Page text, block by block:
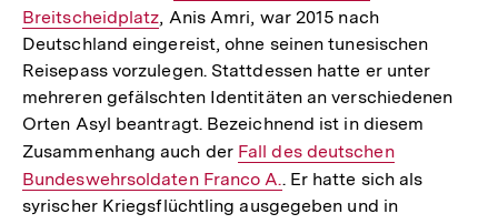
Link:
Breitscheidplatz, Anis Amri, war 2015 nach
Deutschland eingereist, ohne seinen tunesischen
Reisepass vorzulegen. Stattdessen hatte er unter
mehreren gefälschten Identitäten an verschiedenen
Orten Asyl beantragt. Bezeichnend ist in diesem
Zusammenhang auch der Interner
Link:
Fall des deutschen
Bundeswehrsoldaten Franco A.. Er hatte sich als
syrischer Kriegsflüchtling ausgegeben und in